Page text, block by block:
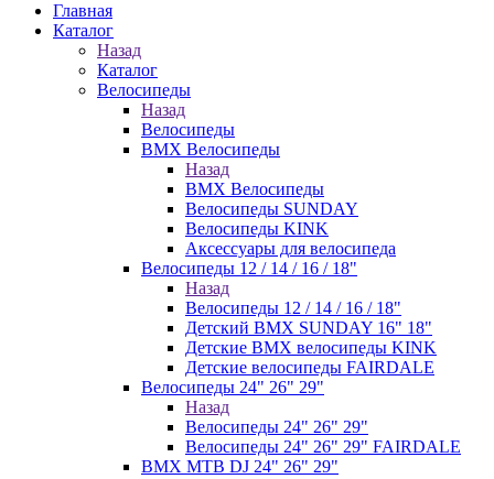
Главная
Каталог
Назад
Каталог
Велосипеды
Назад
Велосипеды
BMX Велосипеды
Назад
BMX Велосипеды
Велосипеды SUNDAY
Велосипеды KINK
Аксессуары для велосипеда
Велосипеды 12 / 14 / 16 / 18"
Назад
Велосипеды 12 / 14 / 16 / 18"
Детский BMX SUNDAY 16" 18"
Детские BMX велосипеды KINK
Детские велосипеды FAIRDALE
Велосипеды 24" 26" 29"
Назад
Велосипеды 24" 26" 29"
Велосипеды 24" 26" 29" FAIRDALE
BMX MTB DJ 24" 26" 29"